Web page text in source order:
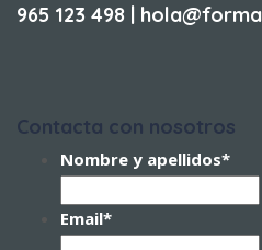
965 123 498 |
Contacta con nosotros
Nombre y apellidos*
Email*